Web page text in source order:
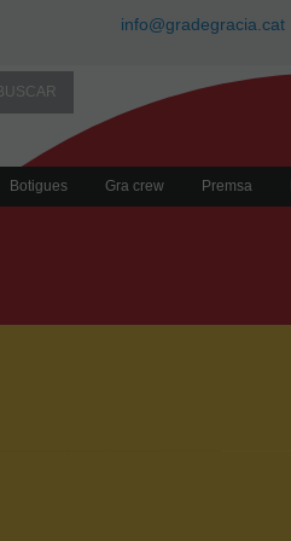
info@gradegracia.cat
Botigues Gra crew Premsa